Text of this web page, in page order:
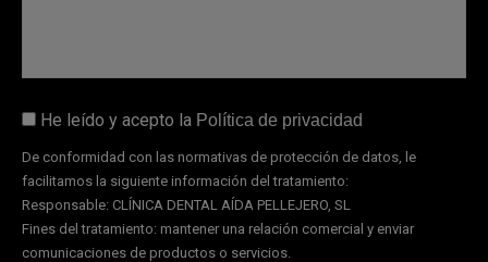
He leído y acepto la Política de privacidad
De conformidad con las normativas de protección de datos, le
facilitamos la siguiente información del tratamiento:
Responsable: CLÍNICA DENTAL AÍDA PELLEJERO, SL
Fines del tratamiento: mantener una relación comercial y enviar
comunicaciones de productos o servicios.